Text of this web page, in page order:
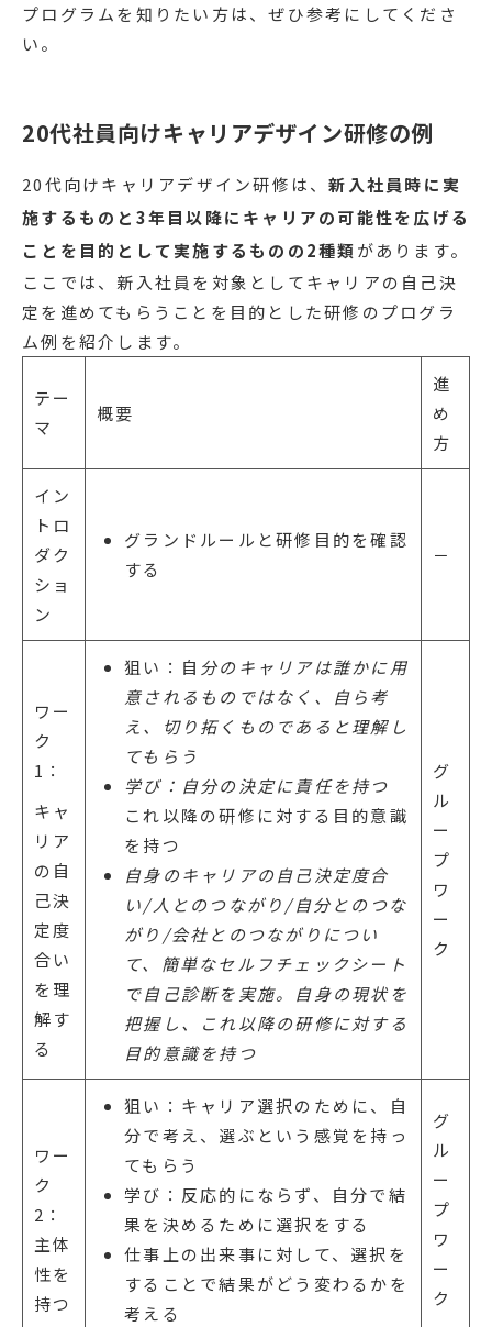
プログラムを知りたい方は、ぜひ参考にしてくださ
い。
20代社員向けキャリアデザイン研修の例
20代向けキャリアデザイン研修は、新入社員時に実
施するものと3年目以降にキャリアの可能性を広げる
ことを目的として実施するものの2種類があります。
ここでは、新入社員を対象としてキャリアの自己決
定を進めてもらうことを目的とした研修のプログラ
ム例を紹介します。
テー
マ
概要
進
め
方
イン
トロ
ダク
ショ
ン
グランドルールと研修目的を確認
する
－
ワー
ク
1：
キャ
リア
の自
己決
定度
合い
を理
解す
る
狙い：自 分のキャリアは誰かに用
意されるものではなく、自ら考
え、切り拓くものであると理解し
てもらう
学び：自分の決定に責任を持つ
これ以降の研修に対する目的意識
を持つ
自身のキャリアの自己決定度合
い/人とのつながり/自分とのつな
がり/会社とのつながりについ
て、簡単なセルフチェックシート
で自己診断を実施。自身の現状を
把握し、これ以降の研修に対する
目的意識を持つ
グ
ル
ー
プ
ワ
ー
ク
ワー
ク
2：
主体
性を
持つ
狙い：キャリア選択のために、自
分で考え、選ぶという感覚を持っ
てもらう
学び：反応的にならず、自分で結
果を決めるために選択をする
仕事上の出来事に対して、選択を
することで結果がどう変わるかを
考える
グ
ル
ー
プ
ワ
ー
ク